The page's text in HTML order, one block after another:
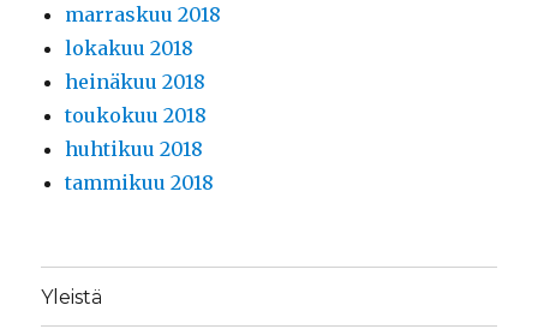
marraskuu 2018
lokakuu 2018
heinäkuu 2018
toukokuu 2018
huhtikuu 2018
tammikuu 2018
Yleistä